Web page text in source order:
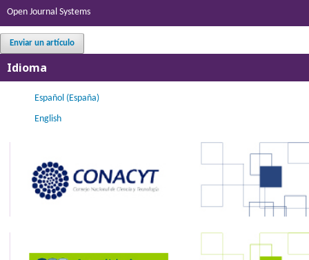
Open Journal Systems
Enviar un artículo
Idioma
Español (España)
English